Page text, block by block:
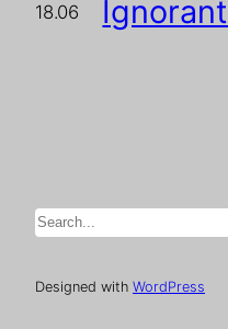
18.06
Pesquisar
Designed with WordPress